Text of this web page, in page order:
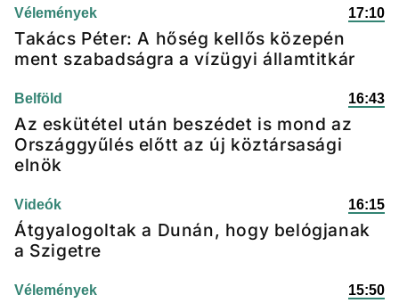
Vélemények 17:10
Takács Péter: A hőség kellős közepén
ment szabadságra a vízügyi államtitkár
Belföld 16:43
Az eskütétel után beszédet is mond az
Országgyűlés előtt az új köztársasági
elnök
Videók 16:15
Átgyalogoltak a Dunán, hogy belógjanak
a Szigetre
Vélemények 15:50